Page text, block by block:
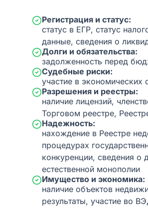
Регистрация и статус:
статус в ЕГР, статус
данные, сведения о
Долги и обязательства:
задолженность перед
Судебные риски:
участие в экономических
Разрешения и реестры:
наличие лицензий,
Торговом реестре,
Надежность:
нахождение в Реестре
процедурах
конкуренции, сведения
естественной монополии
Имущество и экономика:
наличие объектов
результаты, участие во